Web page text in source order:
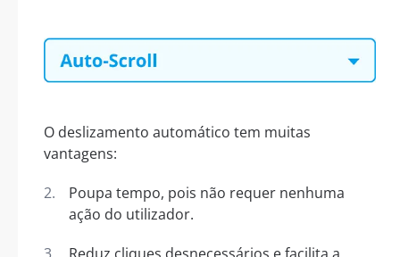
O deslizamento automático tem muitas
vantagens:
Poupa tempo, pois não requer nenhuma
ação do utilizador.
Reduz cliques desnecessários e facilita a